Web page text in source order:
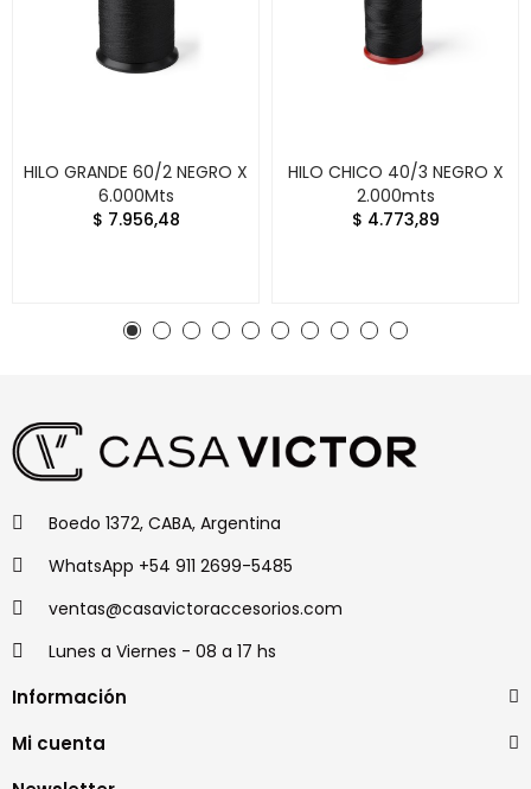
HILO GRANDE 60/2 NEGRO X
6.000Mts
$ 7.956,48
HILO CHICO 40/3 NEGRO X
2.000mts
$ 4.773,89
Boedo 1372, CABA, Argentina
WhatsApp +54 911 2699-5485
ventas@casavictoraccesorios.com
Lunes a Viernes - 08 a 17 hs
Información
Mi cuenta